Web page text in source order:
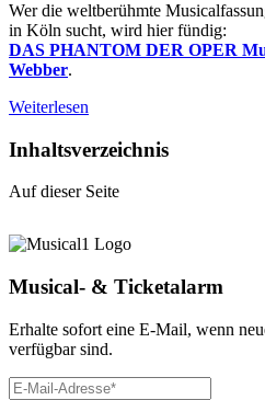
Wer die weltberühmte
in Köln sucht, wird hier fündig:
DAS PHANTOM DER OPER
Webber.
Weiterlesen
Inhaltsverzeichnis
Auf dieser Seite
Musical- & Ticketalarm
Erhalte sofort eine E-Mail, wenn
verfügbar sind.